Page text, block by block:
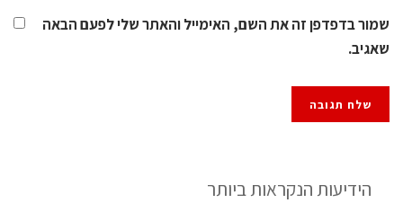
שמור בדפדפן זה את השם, האימייל והאתר שלי לפעם הבאה
שאגיב.
הידיעות הנקראות ביותר